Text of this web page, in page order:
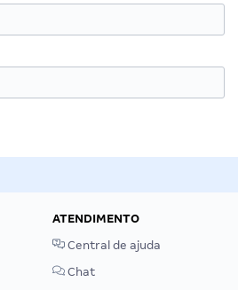
ATENDIMENTO
Central de ajuda
Chat